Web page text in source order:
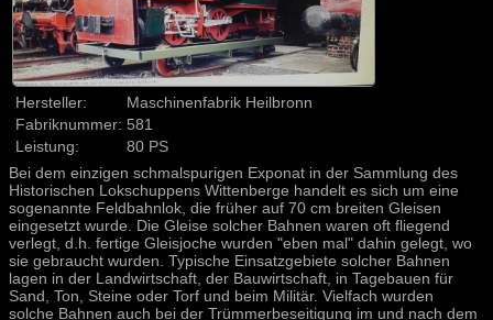
Hersteller:
Maschinenfabrik Heilbronn
Fabriknummer: 581
Leistung:
80 PS
Bei dem einzigen schmalspurigen Exponat in der Sammlung des
Historischen Lokschuppens Wittenberge handelt es sich um eine
sogenannte Feldbahnlok, die früher auf 70 cm breiten Gleisen
eingesetzt wurde. Die Gleise solcher Bahnen waren oft fliegend
verlegt, d.h. fertige Gleisjoche wurden "eben mal" dahin gelegt, wo
sie gebraucht wurden. Typische Einsatzgebiete solcher Bahnen
lagen in der Landwirtschaft, der Bauwirtschaft, in Tagebauen für
Sand, Ton, Steine oder Torf und beim Militär. Vielfach wurden
solche Bahnen auch bei der Trümmerbeseitigung im und nach dem